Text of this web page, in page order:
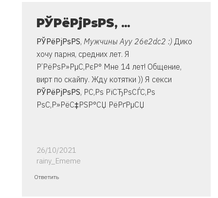
очень
Владимир
РЎРёРјРѕРЅ, …
РЎРёРјРѕРЅ, Мужчины Ауу 26e2dc2 :) Дико
хочу парня, средних лет. Я
Р’РёРѕР»РµС‚РєР° Мне 14 лет! Общение,
вирт по скайпу. Жду котятки )) Я секси
РЎРёРјРѕРЅ, Р­С‚Рѕ РїСЂРѕСЃС‚Рѕ
РѕС‚Р»РёС‡РЅР°СЏ РёРґРµСЏ
26/10/2021
rainy_Ememe
Ответ
Ответить